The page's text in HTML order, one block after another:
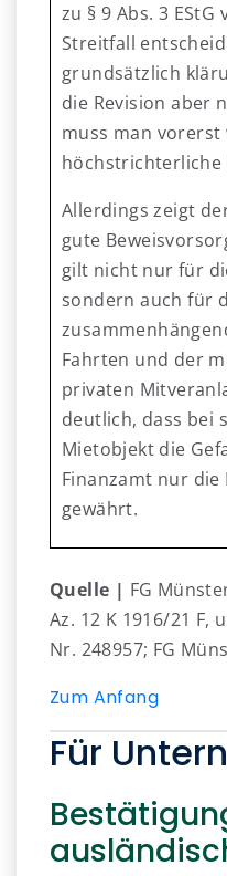
zu § 9 Abs. 3
Streitfall
grundsätzlich
die Revision aber
muss man vorerst
höchstrichterliche
Allerdings zeigt
gute
gilt nicht nur für
sondern auch für
Fahrten und der
privaten
deutlich, dass bei
Mietobjekt die
Finanzamt nur
gewährt.
Quelle | FG
Az. 12 K 1916/21 F,
Nr. 248957; FG
Zum Anfang
Für